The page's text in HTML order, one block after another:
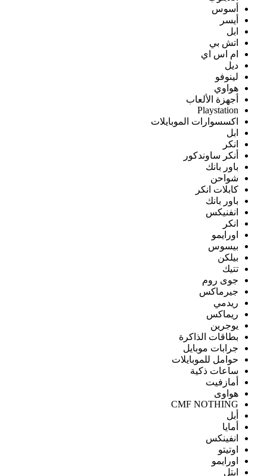
أسوس
أيسر
ابل
اتش بي
ام اس اي
ديل
لينوفو
هواوي
أجهزة الألعاب
Playstation
اكسسوارات الموبايلات
ابل
انكر
أنكر ساوندكور
باور بانك
شواحن
كابلات انكر
باور بانك
انفنيكس
انكر
اورايمو
بيسوس
بيلكن
تتيك
جوى روم
جيرماكس
ريدمي
ريماكس
يوجرين
بطاقات الذاكرة
جرابات موبايل
حوامل للموبايلات
ساعات ذكية
أمازفيت
هواوى
CMF NOTHING
أبل
أمايا
انفينكس
اوتيتو
اورايمو
ايتل